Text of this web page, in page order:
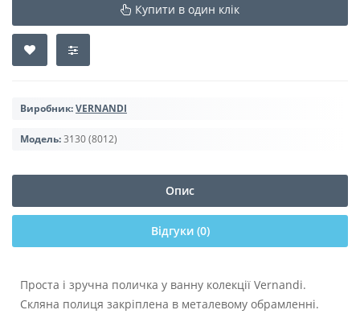
Купити в один клік
Виробник:VERNANDI
Модель:3130 (8012)
Опис
Відгуки (0)
Проста і зручна поличка у ванну колекції Vernandi.
Скляна полиця закріплена в металевому обрамленні.